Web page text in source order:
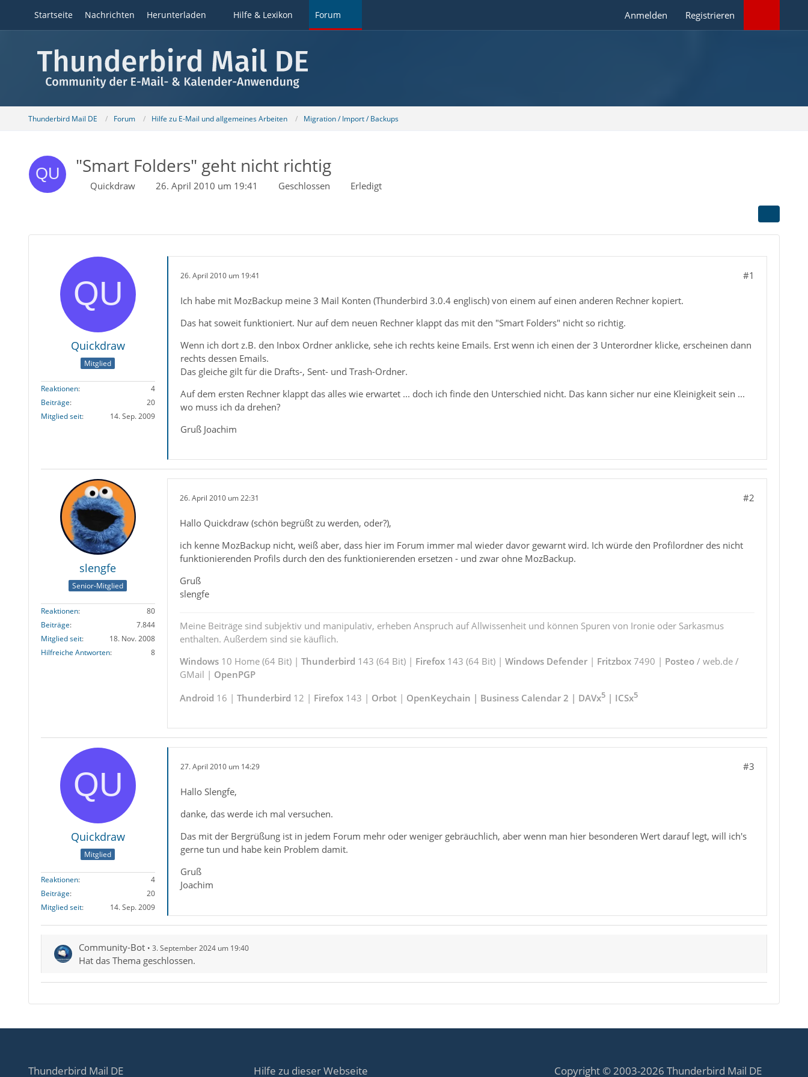
Startseite Nachrichten Herunterladen Hilfe & Lexikon Forum Anmelden Registrieren
Thunderbird Mail DE Forum Hilfe zu E-Mail und allgemeines Arbeiten Migration / Import / Backups
"Smart Folders" geht nicht richtig
Quickdraw 26. April 2010 um 19:41 Geschlossen Erledigt
Quickdraw
Mitglied
Reaktionen
4
Beiträge
20
Mitglied seit
14. Sep. 2009
26. April 2010 um 19:41 #1
Ich habe mit MozBackup meine 3 Mail Konten (Thunderbird 3.0.4 englisch) von einem auf einen anderen Rechner kopiert.
Das hat soweit funktioniert. Nur auf dem neuen Rechner klappt das mit den "Smart Folders" nicht so richtig.
Wenn ich dort z.B. den Inbox Ordner anklicke, sehe ich rechts keine Emails. Erst wenn ich einen der 3 Unterordner klicke, erscheinen dann
rechts dessen Emails.
Das gleiche gilt für die Drafts-, Sent- und Trash-Ordner.
Auf dem ersten Rechner klappt das alles wie erwartet ... doch ich finde den Unterschied nicht. Das kann sicher nur eine Kleinigkeit sein ...
wo muss ich da drehen?
Gruß Joachim
slengfe
Senior-Mitglied
Reaktionen
80
Beiträge
7.844
Mitglied seit
18. Nov. 2008
Hilfreiche Antworten
8
26. April 2010 um 22:31 #2
Hallo Quickdraw (schön begrüßt zu werden, oder?),
ich kenne MozBackup nicht, weiß aber, dass hier im Forum immer mal wieder davor gewarnt wird. Ich würde den Profilordner des nicht
funktionierenden Profils durch den des funktionierenden ersetzen - und zwar ohne MozBackup.
Gruß
slengfe
Meine Beiträge sind subjektiv und manipulativ, erheben Anspruch auf Allwissenheit und können Spuren von Ironie oder Sarkasmus
enthalten. Außerdem sind sie käuflich.
Windows10 Home (64 Bit) | Thunderbird 143 (64 Bit) | Firefox143 (64 Bit) | Windows Defender| Fritzbox7490 | Posteo/ web.de /
GMail | OpenPGP
Android 16 | Thunderbird 12 | Firefox143 | Orbot| OpenKeychain | Business Calendar 2 | DAVx5| ICSx5
Quickdraw
Mitglied
Reaktionen
4
Beiträge
20
Mitglied seit
14. Sep. 2009
27. April 2010 um 14:29 #3
Hallo Slengfe,
danke, das werde ich mal versuchen.
Das mit der Bergrüßung ist in jedem Forum mehr oder weniger gebräuchlich, aber wenn man hier besonderen Wert darauf legt, will ich's
gerne tun und habe kein Problem damit.
Gruß
Joachim
Community-Bot 3. September 2024 um 19:40
Hat das Thema geschlossen.
Thunderbird Mail DE Hilfe zu dieser Webseite Copyright © 2003-2026 Thunderbird Mail DE